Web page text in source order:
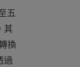
五
其
換
過